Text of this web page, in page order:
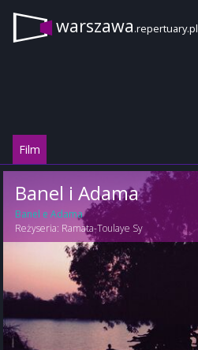
warszawa.repertuary.pl
Film
Banel i Adama
Banel e Adama
Reżyseria: Ramata-Toulaye Sy